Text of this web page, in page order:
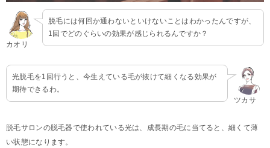
カオリ
脱毛には何回か通わないといけないことはわかったんですが、
1回でどのぐらいの効果が感じられるんですか？
ツカサ
光脱毛を1回行うと、今生えている毛が抜けて細くなる効果が
期待できるわ。
脱毛サロンの脱毛器で使われている光は、成長期の毛に当てると、細くて薄
い状態になります。